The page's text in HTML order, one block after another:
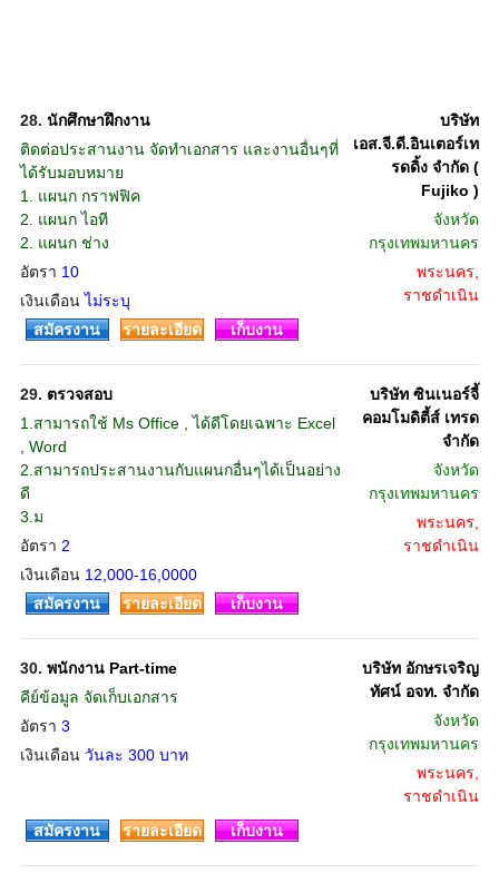
28. นักศึกษาฝึกงาน
ติดต่อประสานงาน จัดทำเอกสาร และงานอื่นๆที่
ได้รับมอบหมาย
1. แผนก กราฟฟิค
2. แผนก ไอที
2. แผนก ช่าง
อัตรา 10
เงินเดือนไม่ระบุ
บริษัท
เอส.จี.ดี.อินเตอร์เท
รดดิ้ง จำกัด (
Fujiko )
จังหวัด
กรุงเทพมหานคร
พระนคร,
ราชดำเนิน
สมัครงาน
รายละเอียด เก็บงาน
29. ตรวจสอบ
1.สามารถใช้ Ms Office , ได้ดีโดยเฉพาะ Excel
, Word
2.สามารถประสานงานกับแผนกอื่นๆได้เป็นอย่าง
ดี
3.ม
อัตรา 2
เงินเดือน 12,000-16,0000
บริษัท ซินเนอร์จี้
คอมโมดิตี้ส์ เทรด
จำกัด
จังหวัด
กรุงเทพมหานคร
พระนคร,
ราชดำเนิน
สมัครงาน รายละเอียด เก็บงาน
30. พนักงาน Part-time
คีย์ข้อมูล จัดเก็บเอกสาร
อัตรา 3
เงินเดือน วันละ 300 บาท
บริษัท อักษรเจริญ
ทัศน์ อจท. จำกัด
จังหวัด
กรุงเทพมหานคร
พระนคร,
ราชดำเนิน
สมัครงาน
รายละเอียด เก็บงาน